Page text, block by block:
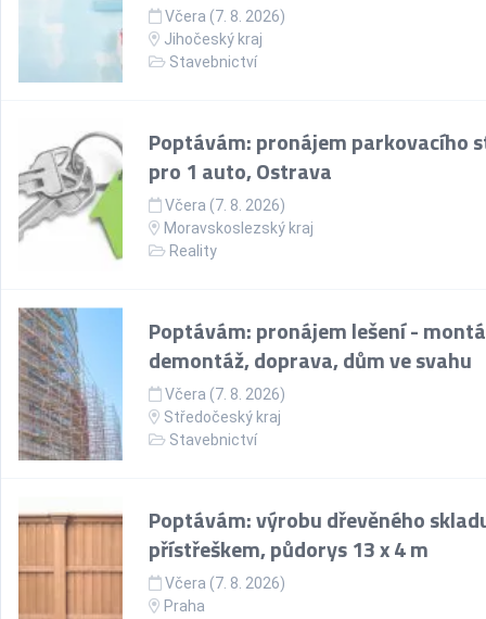
Včera (7. 8. 2026)
Jihočeský kraj
Stavebnictví
Poptávám: pronájem parkovacího
pro 1 auto, Ostrava
Včera (7. 8. 2026)
Moravskoslezský kraj
Reality
Poptávám: pronájem lešení -
demontáž, doprava, dům ve svahu
Včera (7. 8. 2026)
Středočeský kraj
Stavebnictví
Poptávám: výrobu dřevěného
přístřeškem, půdorys 13 x 4 m
Včera (7. 8. 2026)
Praha